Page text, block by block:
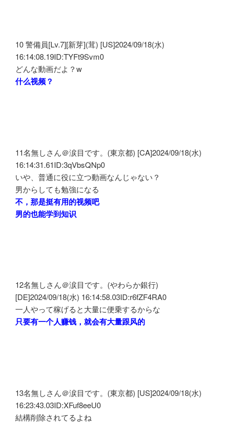
10 警備員[Lv.7][新芽](茸) [US]2024/09/18(水)
16:14:08.19ID:TYFt9Svm0
どんな動画だよ？w
什么视频？
11名無しさん＠涙目です。(東京都) [CA]2024/09/18(水)
16:14:31.61ID:3qVbsQNp0
いや、普通に役に立つ動画なんじゃない？
男からしても勉強になる
不，那是挺有用的视频吧
男的也能学到知识
12名無しさん＠涙目です。(やわらか銀行)
[DE]2024/09/18(水) 16:14:58.03ID:r6fZF4RA0
一人やって稼げると大量に便乗するからな
只要有一个人赚钱，就会有大量跟风的
13名無しさん＠涙目です。(東京都) [US]2024/09/18(水)
16:23:43.03ID:XFuf8eeU0
結構削除されてるよね